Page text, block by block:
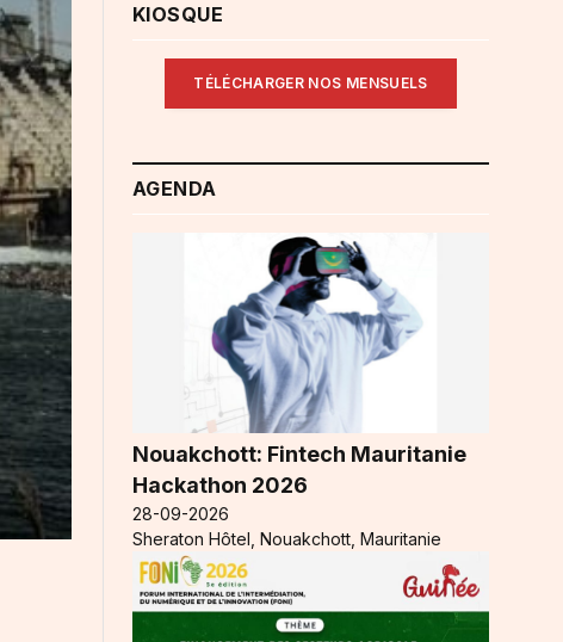
KIOSQUE
TÉLÉCHARGER NOS MENSUELS
AGENDA
Nouakchott: Fintech Mauritanie
Hackathon 2026
28-09-2026
Sheraton Hôtel, Nouakchott, Mauritanie